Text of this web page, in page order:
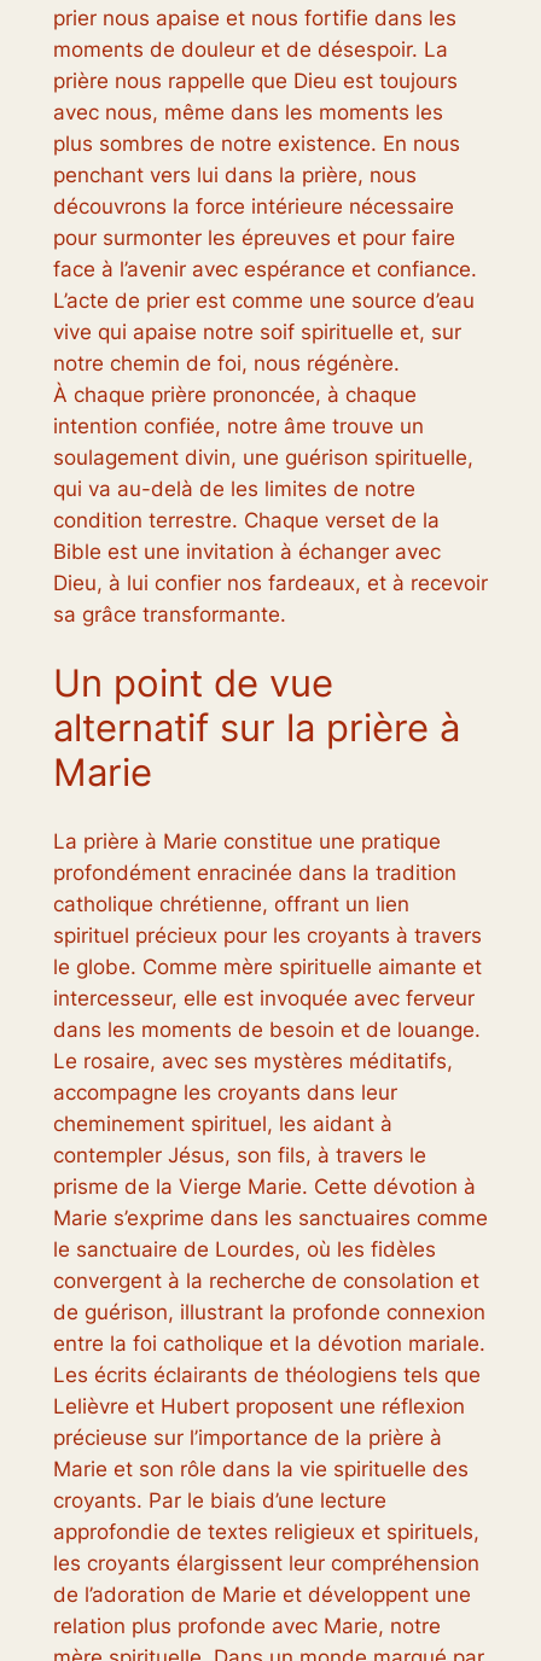
prier nous apaise et nous fortifie dans les
moments de douleur et de désespoir. La
prière nous rappelle que Dieu est toujours
avec nous, même dans les moments les
plus sombres de notre existence. En nous
penchant vers lui dans la prière, nous
découvrons la force intérieure nécessaire
pour surmonter les épreuves et pour faire
face à l’avenir avec espérance et confiance.
L’acte de prier est comme une source d’eau
vive qui apaise notre soif spirituelle et, sur
notre chemin de foi, nous régénère.
À chaque prière prononcée, à chaque
intention confiée, notre âme trouve un
soulagement divin, une guérison spirituelle,
qui va au-delà de les limites de notre
condition terrestre. Chaque verset de la
Bible est une invitation à échanger avec
Dieu, à lui confier nos fardeaux, et à recevoir
sa grâce transformante.
Un point de vue
alternatif sur la prière à
Marie
La prière à Marie constitue une pratique
profondément enracinée dans la tradition
catholique chrétienne, offrant un lien
spirituel précieux pour les croyants à travers
le globe. Comme mère spirituelle aimante et
intercesseur, elle est invoquée avec ferveur
dans les moments de besoin et de louange.
Le rosaire, avec ses mystères méditatifs,
accompagne les croyants dans leur
cheminement spirituel, les aidant à
contempler Jésus, son fils, à travers le
prisme de la Vierge Marie. Cette dévotion à
Marie s’exprime dans les sanctuaires comme
le sanctuaire de Lourdes, où les fidèles
convergent à la recherche de consolation et
de guérison, illustrant la profonde connexion
entre la foi catholique et la dévotion mariale.
Les écrits éclairants de théologiens tels que
Lelièvre et Hubert proposent une réflexion
précieuse sur l’importance de la prière à
Marie et son rôle dans la vie spirituelle des
croyants. Par le biais d’une lecture
approfondie de textes religieux et spirituels,
les croyants élargissent leur compréhension
de l’adoration de Marie et développent une
relation plus profonde avec Marie, notre